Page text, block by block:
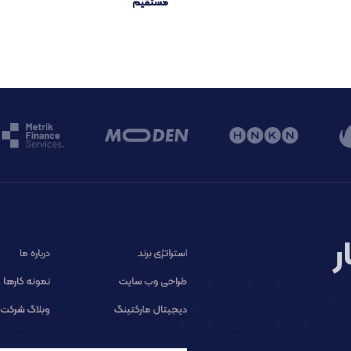
مستقیم
استراتژی برند درباره ما
طراحی وب سایت
نمونه کارها
دیجیتال مارکتینگ
وبلاگ شرکت